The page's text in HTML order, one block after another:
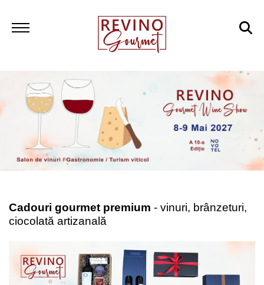
Cadouri gourmet premium - vinuri, brânzeturi,
ciocolată artizanală